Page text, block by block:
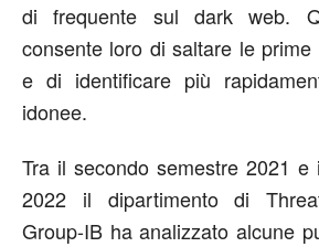
di frequente sul dark web.
consente loro di saltare le
e di identificare più
idonee.
Tra il secondo semestre 2021 e
2022 il dipartimento di
Group-IB ha analizzato alcune